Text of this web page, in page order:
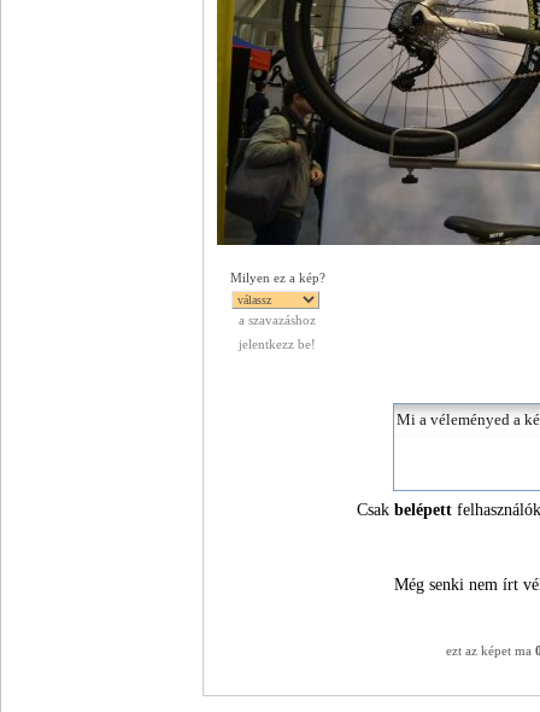
Milyen ez a kép?
a szavazáshoz
jelentkezz be!
Csakbelépett
Még senki nem írt
ezt az képet ma